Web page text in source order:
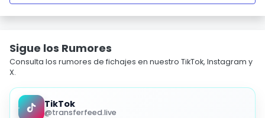
Sigue los Rumores
Consulta los rumores de fichajes en nuestro TikTok, Instagram y
X.
TikTok
@transferfeed.live